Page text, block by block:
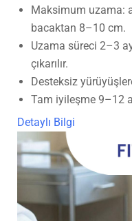
Maksimum uzama:
bacaktan 8–10 cm.
Uzama süreci 2–3
çıkarılır.
Desteksiz
Tam iyileşme 9–12
Detaylı Bilgi